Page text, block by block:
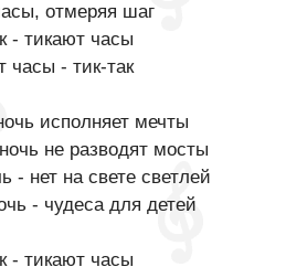
отмеряя шаг
- тикают часы
часы - тик-так
исполняет мечты
не разводят мосты
- нет на свете светлей
- чудеса для детей
- тикают часы